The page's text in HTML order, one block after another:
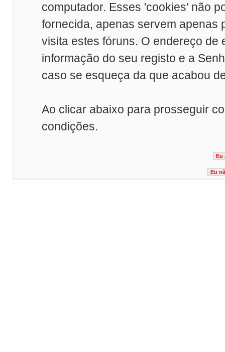
computador. Esses 'cookies' não
fornecida, apenas servem apenas
visita estes fóruns. O endereço de
informação do seu registo e a
caso se esqueça da que acabou
Ao clicar abaixo para prosseguir
condições.